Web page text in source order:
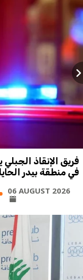
فريق الإنقاذ
في منطقة بيدر
06 AUGUST 2026